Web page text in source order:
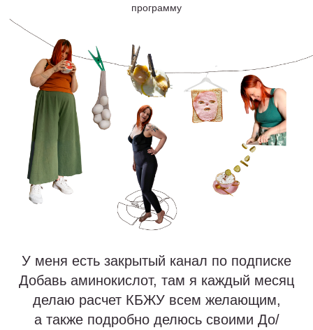
программу
У меня есть закрытый канал по подписке
Добавь аминокислот, там я каждый месяц
делаю расчет КБЖУ всем желающим,
а также подробно делюсь своими До/